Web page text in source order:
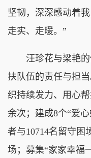
坚韧，深深感动着
走实、走暖。”
汪珍花与梁艳的
扶队伍的责任与担
织持续发力、用心
余次；建成8个“爱
者与10714名留守困
场；募集“家家幸福